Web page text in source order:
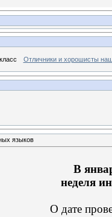
Отличники и хорошисты
языков
В
неделя
О дате